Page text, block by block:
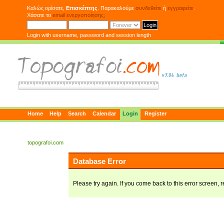
Καλώς ορίσατε, Επισκέπτης . Παρακαλούμε συνδεθείτε ή εγγραφείτε
Χάσατε το email ενεργοποίησης;
Login with username, password and session length
Home Help Search Calendar Login Register
topografoi.com
Database Error
Please try again. If you come back to this error screen,